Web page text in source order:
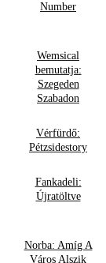
Number
Wemsical
bemutatja:
Szegeden
Szabadon
Vérfürdő:
Pétzsidestory
Fankadeli:
Újratöltve
Norba: Amíg A
Város Alszik